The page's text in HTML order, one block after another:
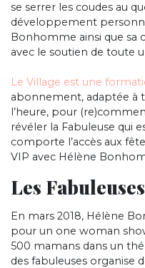
se serrer les coudes au
développement
Bonhomme ainsi que sa
avec le soutien de toute
Le Village est une
abonnement, adaptée à
l’heure, pour
révéler la Fabuleuse qui
comporte l’accès aux
VIP avec Hélène
Les
En mars 2018, Hélène
pour un one woman
500 mamans dans un
des fabuleuses organise